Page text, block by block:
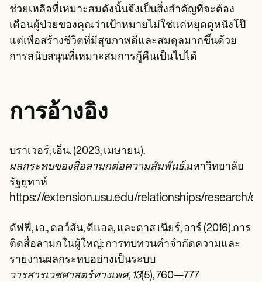
ช่วยเหลือที่เหมาะสมดังนั้นจึงเป็นสิ่งสำคัญที่จะต้อง
เตือนผู้ป่วยของคุณว่าเป้าหมายไม่ใช่แค่หยุดดูหนังโป๊
แต่เพื่อสร้างชีวิตที่มีสุขภาพดีและสมดุลมากขึ้นด้วย
การสนับสนุนที่เหมาะสมการกู้คืนเป็นไปได้
การอ้างอิง
บราเวอร์, เอ็น. (2023, เมษายน).
ผลกระทบของสื่อลามกต่อความสัมพันธ์.มหาวิทยาลัย
รัฐยูทาห์
https://extension.usu.edu/relationships/research/
ดัฟฟี่, เอ., ดอว์สัน, ดีแอล, และดาส เนียร์, อาร์ (2016).การ
ติดสื่อลามกในผู้ใหญ่: การทบทวนคำจำกัดความและ
รายงานผลกระทบอย่างเป็นระบบ
วารสารเวชศาสตร์ทางเพศ, 13(5), 760—777